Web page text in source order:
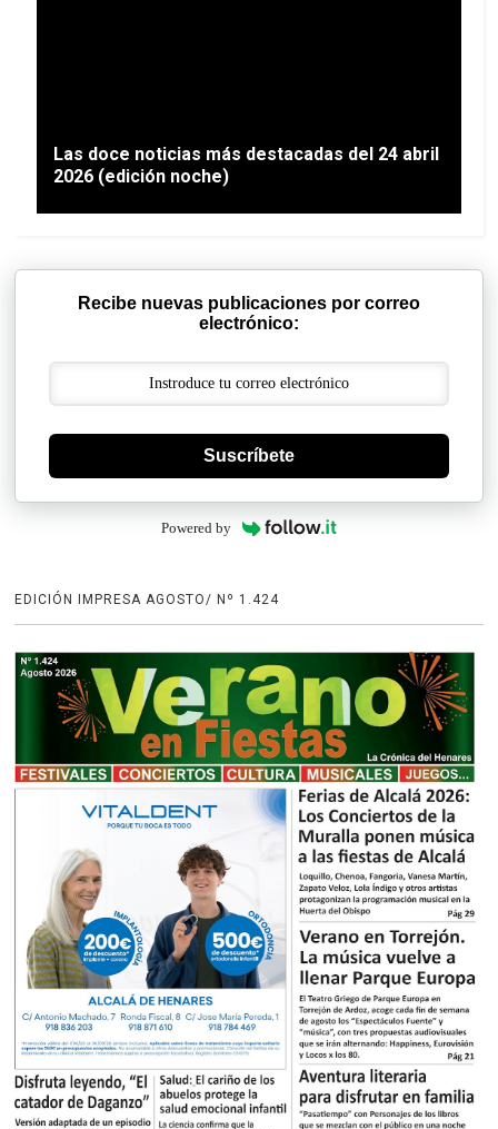
Las doce noticias más destacadas del 24 abril
2026 (edición noche)
Recibe nuevas publicaciones por correo
electrónico:
Suscríbete
Powered by
EDICIÓN IMPRESA AGOSTO/ Nº 1.424